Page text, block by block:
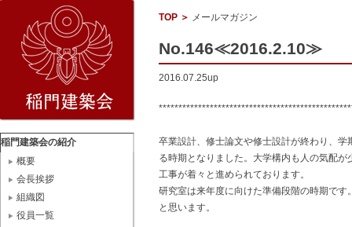
稲門建築会の紹介
概要
会長挨拶
組織図
役員一覧
TOP ＞ メールマガジン
No.146≪2016.2.10≫
2016.07.25up
卒業設計、修士論文や修士設計が終わり、学
る時期となりました。大学構内も人の気配が
工事が着々と進められております。
研究室は来年度に向けた準備段階の時期です
と思います。